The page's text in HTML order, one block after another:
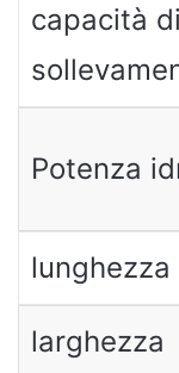
capacità di
Potenza
lunghezza
larghezza